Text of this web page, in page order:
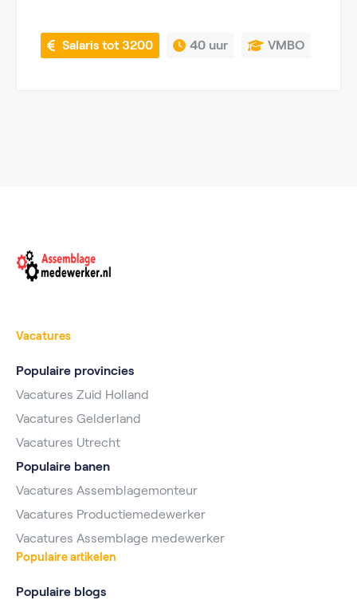
Salaris tot 3200 40 uur VMBO
Vacatures
Populaire provincies
Vacatures Zuid Holland
Vacatures Gelderland
Vacatures Utrecht
Populaire banen
Vacatures Assemblagemonteur
Vacatures Productiemedewerker
Vacatures Assemblage medewerker
Populaire artikelen
Populaire blogs